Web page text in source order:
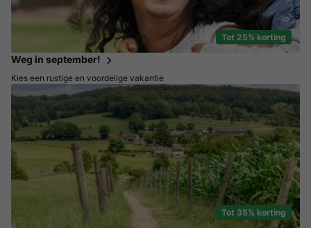
Tot 25% korting
Weg in september!
Kies een rustige en voordelige vakantie
Tot 35% korting